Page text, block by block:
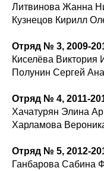
Литвинова Жанна
Кузнецов Кирилл
Отряд № 3, 2009-
Киселёва Виктория
Полунин Сергей
Отряд № 4, 2011-
Хачатурян Элина
Харламова
Отряд № 5, 2012-
Ганбарова Сабина